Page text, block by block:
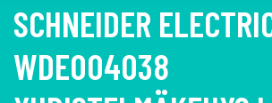
SCHNEIDER
WDE004038